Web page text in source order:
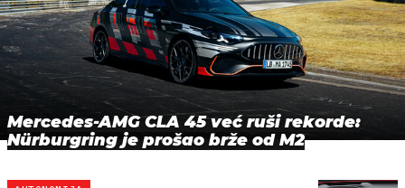
Mercedes-AMG CLA 45 već ruši rekorde:
Nürburgring je prošao brže od M2